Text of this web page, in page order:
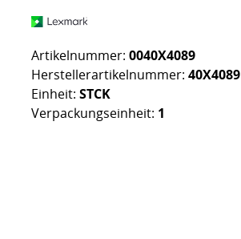
Artikelnummer: 0040X4089
Herstellerartikelnummer: 40X4089
Einheit: STCK
Verpackungseinheit: 1